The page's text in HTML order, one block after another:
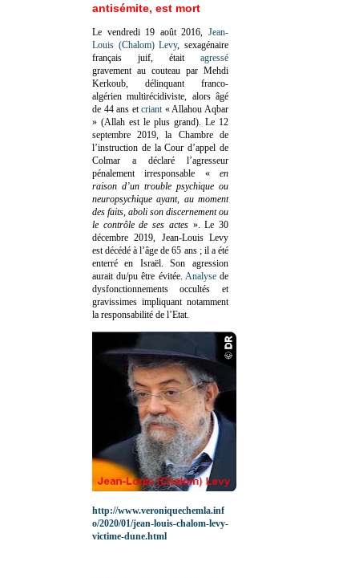
antisémite, est mort
Le vendredi 19 août 2016, Jean-
Louis (Chalom) Levy, sexagénaire
français juif, était agressé
gravement au couteau par Mehdi
Kerkoub, délinquant franco-
algérien multirécidiviste, alors âgé
de 44 ans etcriant « Allahou Aqbar
» (Allah est le plus grand). Le 12
septembre 2019, la Chambre de
l’instruction de la Cour d’appel de
Colmar a déclaré l’agresseur
pénalement irresponsable «en
raison d’un trouble psychique ou
neuropsychique ayant, au moment
des faits, aboli son discernement ou
le contrôle de ses actes». Le 30
décembre 2019, Jean-Louis Levy
est décédé à l’âge de 65 ans ; il a été
enterré en Israël. Son agression
aurait du/pu être évitée. Analysede
dysfonctionnements occultés et
gravissimes impliquant notamment
la responsabilité de l’Etat.
http://www.veroniquechemla.inf
o/2020/01/jean-louis-chalom-levy-
victime-dune.html